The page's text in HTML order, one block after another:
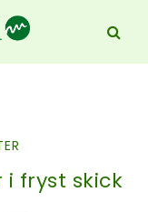
fryst skick